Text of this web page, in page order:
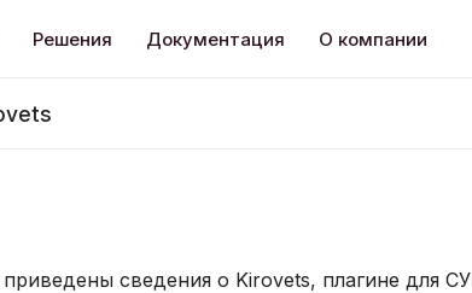
Решения Документация О компании
сведения о Kirovets, плагине для